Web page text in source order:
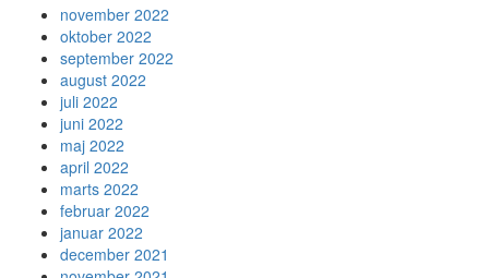
november 2022
oktober 2022
september 2022
august 2022
juli 2022
juni 2022
maj 2022
april 2022
marts 2022
februar 2022
januar 2022
december 2021